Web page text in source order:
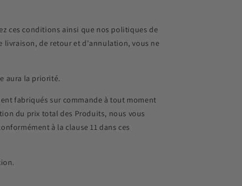
ces conditions ainsi que nos politiques de
livraison, de retour et d'annulation, vous ne
aura la priorité.
fabriqués sur commande à tout moment
du prix total des Produits, nous vous
à la clause 11 dans ces